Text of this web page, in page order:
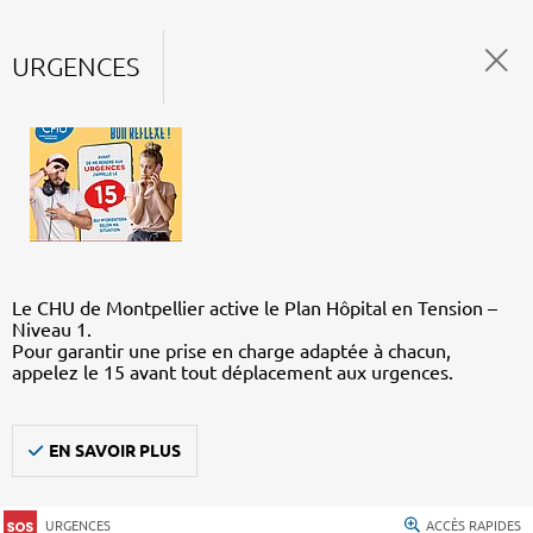
URGENCES
Le CHU de Montpellier active le Plan Hôpital en Tension –
Niveau 1.
Pour garantir une prise en charge adaptée à chacun,
appelez le 15 avant tout déplacement aux urgences.
EN SAVOIR PLUS
URGENCES ACCÈS RAPIDES